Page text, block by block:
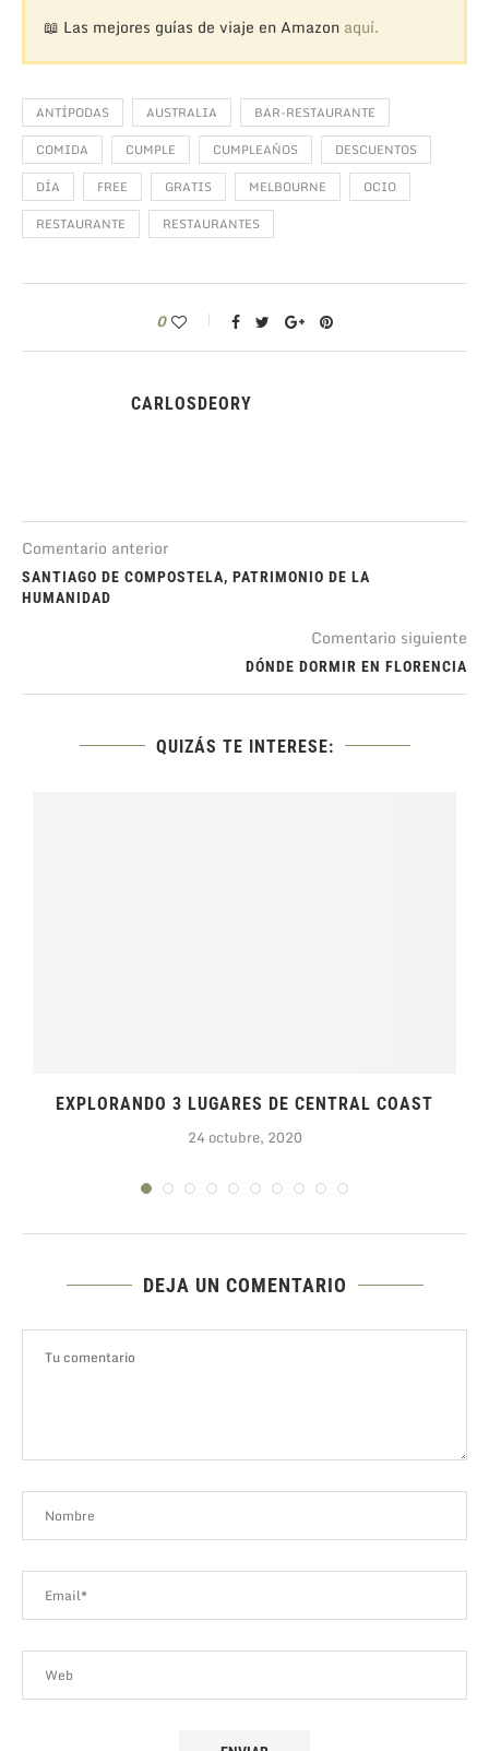
📖 Las mejores guías de viaje en Amazon aquí.
ANTÍPODAS AUSTRALIA
BAR-RESTAURANTE
COMIDA
CUMPLE CUMPLEAÑOS
DESCUENTOS
DÍA
FREE GRATIS MELBOURNE
OCIO
RESTAURANTE
RESTAURANTES
0
CARLOSDEORY
Comentario anterior
SANTIAGO DE COMPOSTELA, PATRIMONIO DE LA
HUMANIDAD
Comentario siguiente
DÓNDE DORMIR EN FLORENCIA
QUIZÁS TE INTERESE:
EXPLORANDO 3 LUGARES DE CENTRAL COAST
24 octubre, 2020
DEJA UN COMENTARIO